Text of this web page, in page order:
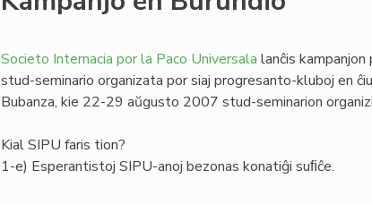
Societo Internacia por la Paco Universala lanĉis
stud-seminario organizata por siaj progresanto-kluboj en
Bubanza, kie 22-29 aŭgusto 2007 stud-seminarion
Kial SIPU faris tion?
1-e) Esperantistoj SIPU-anoj bezonas konatiĝi suﬁĉe.